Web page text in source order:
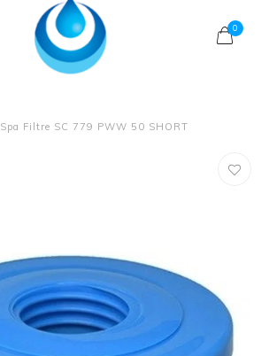
0
Spa Filtre SC 779 PWW 50 SHORT